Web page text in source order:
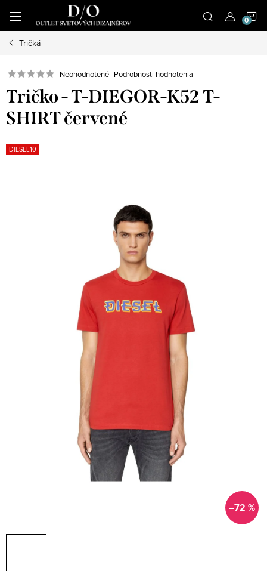
obsah
Tričká
Neohodnotené Podrobnosti hodnotenia
Tričko - T-DIEGOR-K52 T-
SHIRT červené
DIESEL10
–72 %